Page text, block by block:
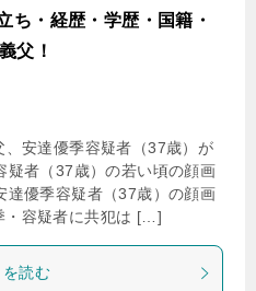
ち・経歴・学歴・国籍・
父！
安達優季容疑者（37歳）が
疑者（37歳）の若い頃の顔画
達優季容疑者（37歳）の顔画
・容疑者に共犯は […]
読む